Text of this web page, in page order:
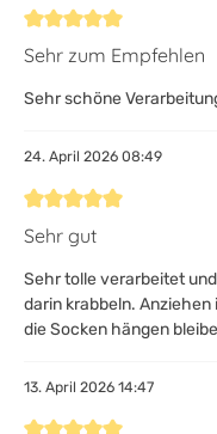
Bewertung mit 5 von 5
Sehr zum Empfehlen
Sehr schöne
24. April 2026 08:49
Bewertung mit 5 von 5
Sehr gut
Sehr tolle verarbeitet
darin krabbeln. Anziehen
die Socken hängen
13. April 2026 14:47